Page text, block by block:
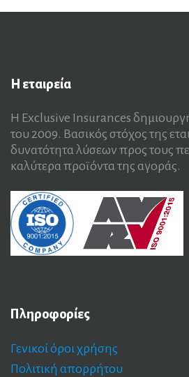
Η εταιρεία
Η Exclusive Insurances
του 2009. Βασικός στόχος της
δυνατότητα λύσεων προς τους
καλύτερα προϊόντα της αγοράς.
Πληροφορίες
Γενικοί όροι χρήσης
Πολιτική απορρήτου